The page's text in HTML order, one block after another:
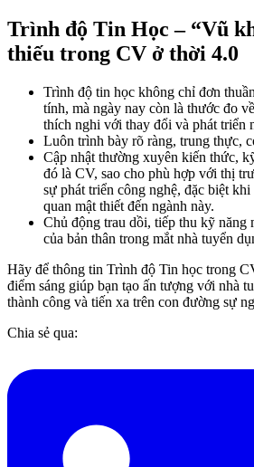
Trình độ Tin Học – “Vũ
thiếu trong CV ở thời 4.0
Trình độ tin học không chỉ đơn
tính, mà ngày nay còn là thước đo
thích nghi với thay đổi và phát triển
Luôn trình bày rõ ràng, trung thực,
Cập nhật thường xuyên kiến thức,
đó là CV, sao cho phù hợp với thị
sự phát triển công nghệ, đặc biệt
quan mật thiết đến ngành này.
Chủ động trau dồi, tiếp thu kỹ năng
của bản thân trong mắt nhà tuyển
Hãy để thông tin Trình độ Tin học trong
điểm sáng giúp bạn tạo ấn tượng với nhà
thành công và tiến xa trên con đường sự
Chia sẻ qua: